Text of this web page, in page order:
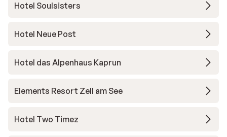
Hotel Soulsisters
Hotel Neue Post
Hotel das Alpenhaus Kaprun
Elements Resort Zell am See
Hotel Two Timez